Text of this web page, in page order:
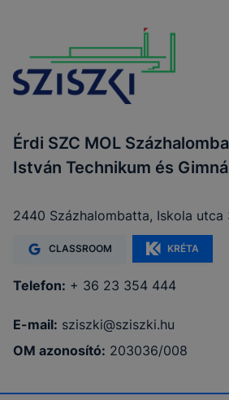
Érdi SZC MOL
István Technikum és
2440 Százhalombatta, Iskola utca
CLASSROOM KRÉTA
Telefon: + 36 23 354 444
E-mail: sziszki@sziszki.hu
OM azonosító: 203036/008